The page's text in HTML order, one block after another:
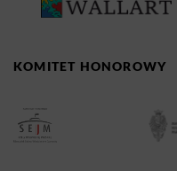
KOMITET HONOROWY